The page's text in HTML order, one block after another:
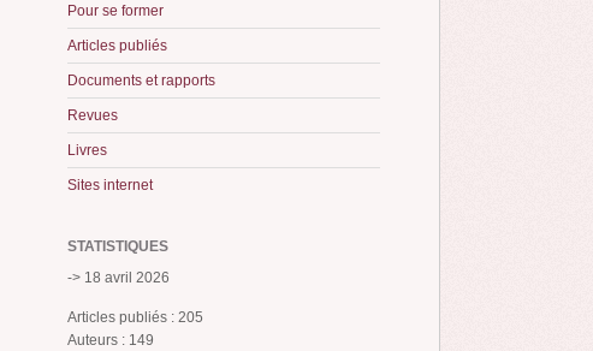
Pour se former
Articles publiés
Documents et rapports
Revues
Livres
Sites internet
STATISTIQUES
-> 18 avril 2026
Articles publiés : 205
Auteurs : 149